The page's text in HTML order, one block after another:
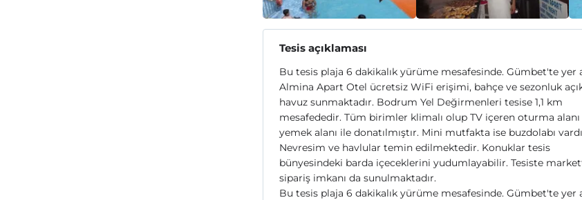
Tesis açıklaması
Bu tesis plaja 6 dakikalık yürüme mesafesinde. Gümbet'te yer
Almina Apart Otel ücretsiz WiFi erişimi, bahçe ve sezonluk
havuz sunmaktadır. Bodrum Yel Değirmenleri tesise 1,1 km
mesafededir. Tüm birimler klimalı olup TV içeren oturma alanı
yemek alanı ile donatılmıştır. Mini mutfakta ise buzdolabı
Nevresim ve havlular temin edilmektedir. Konuklar tesis
bünyesindeki barda içeceklerini yudumlayabilir. Tesiste
sipariş imkanı da sunulmaktadır.
Bu tesis plaja 6 dakikalık yürüme mesafesinde. Gümbet'te yer